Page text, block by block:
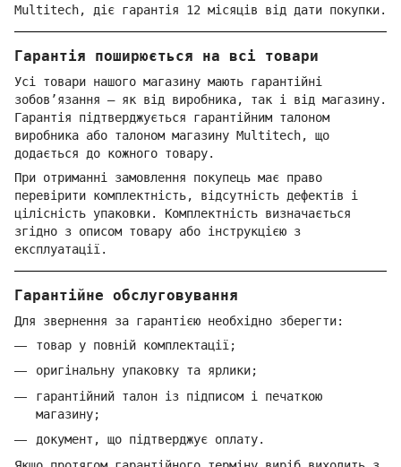
Multitech, діє гарантія 12 місяців від дати покупки.
Гарантія поширюється на всі товари
Усі товари нашого магазину мають гарантійні
зобов’язання — як від виробника, так і від магазину.
Гарантія підтверджується гарантійним талоном
виробника або талоном магазину Multitech, що
додається до кожного товару.
При отриманні замовлення покупець має право
перевірити комплектність, відсутність дефектів і
цілісність упаковки. Комплектність визначається
згідно з описом товару або інструкцією з
експлуатації.
Гарантійне обслуговування
Для звернення за гарантією необхідно зберегти:
товар у повній комплектації;
оригінальну упаковку та ярлики;
гарантійний талон із підписом і печаткою
магазину;
документ, що підтверджує оплату.